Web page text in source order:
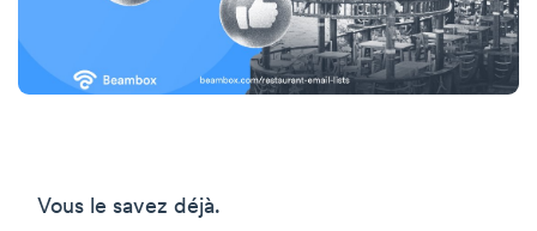
Vous le savez déjà.